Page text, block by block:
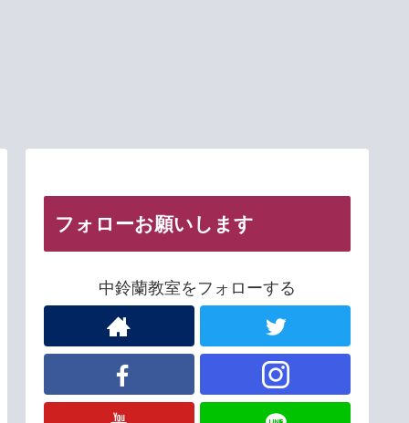
フォローお願いします
中鈴蘭教室をフォローする